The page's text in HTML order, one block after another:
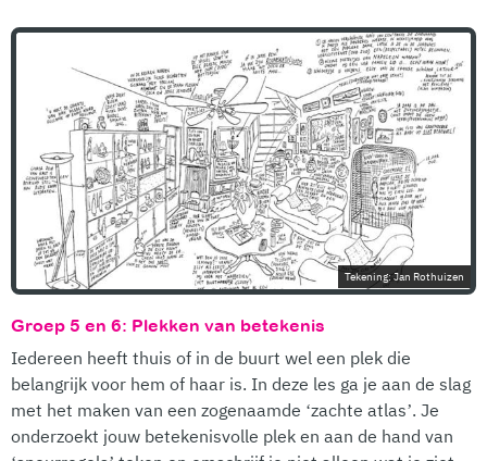
Tekening: Jan Rothuizen
Groep 5 en 6: Plekken van betekenis
Iedereen heeft thuis of in de buurt wel een plek die
belangrijk voor hem of haar is. In deze les ga je aan de slag
met het maken van een zogenaamde ‘zachte atlas’. Je
onderzoekt jouw betekenisvolle plek en aan de hand van